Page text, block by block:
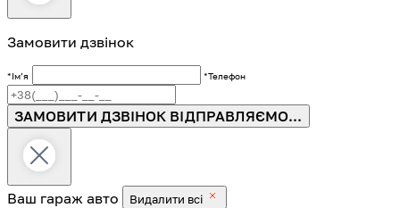
Замовити дзвінок
*Імʼя *Телефон
ЗАМОВИТИ ДЗВІНОК ВІДПРАВЛЯЄМО...
Ваш гараж авто Видалити всі